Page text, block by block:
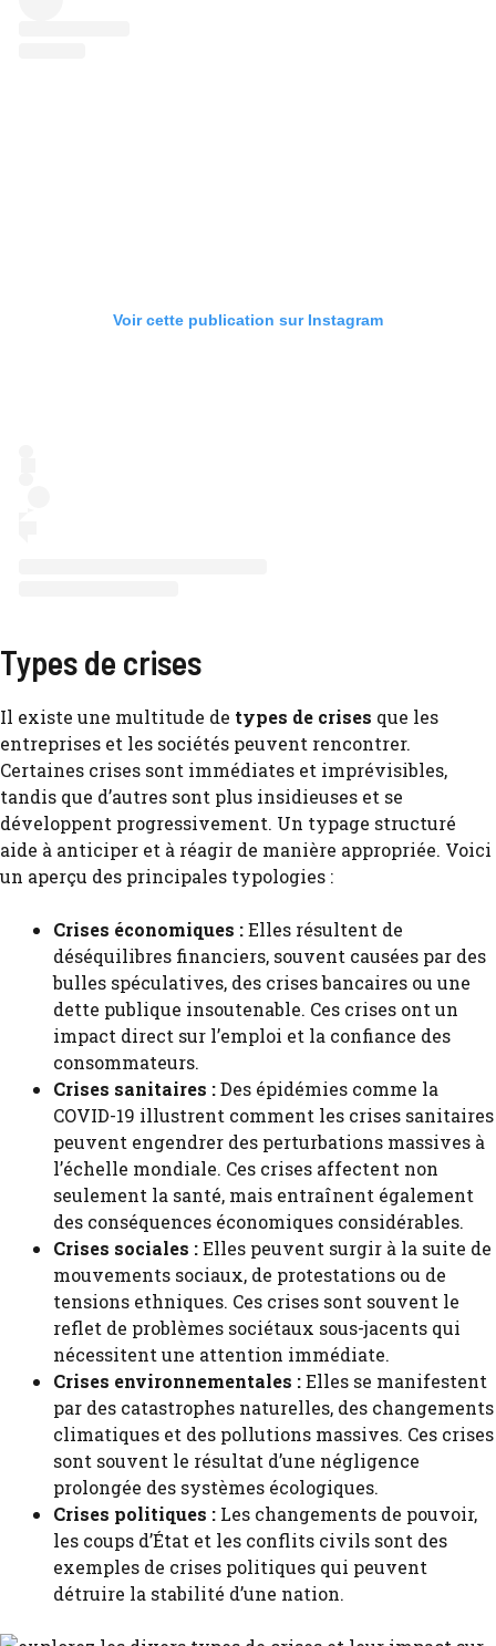
Voir cette publication sur Instagram
Types de crises
Il existe une multitude de types de crises que les
entreprises et les sociétés peuvent rencontrer.
Certaines crises sont immédiates et imprévisibles,
tandis que d’autres sont plus insidieuses et se
développent progressivement. Un typage structuré
aide à anticiper et à réagir de manière appropriée. Voici
un aperçu des principales typologies :
Crises économiques :Elles résultent de
déséquilibres financiers, souvent causées par des
bulles spéculatives, des crises bancaires ou une
dette publique insoutenable. Ces crises ont un
impact direct sur l’emploi et la confiance des
consommateurs.
Crises sanitaires :Des épidémies comme la
COVID-19 illustrent comment les crises sanitaires
peuvent engendrer des perturbations massives à
l’échelle mondiale. Ces crises affectent non
seulement la santé, mais entraînent également
des conséquences économiques considérables.
Crises sociales :Elles peuvent surgir à la suite de
mouvements sociaux, de protestations ou de
tensions ethniques. Ces crises sont souvent le
reflet de problèmes sociétaux sous-jacents qui
nécessitent une attention immédiate.
Crises environnementales :Elles se manifestent
par des catastrophes naturelles, des changements
climatiques et des pollutions massives. Ces crises
sont souvent le résultat d’une négligence
prolongée des systèmes écologiques.
Crises politiques : Les changements de pouvoir,
les coups d’État et les conflits civils sont des
exemples de crises politiques qui peuvent
détruire la stabilité d’une nation.